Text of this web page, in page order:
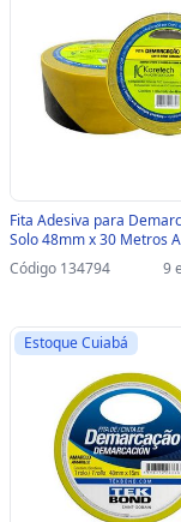
Fita Adesiva para
Solo 48mm x 30 Metros
Preto Koretech - Vendido
51.11.4.0002 -
Código 134794 9
Estoque Cuiabá